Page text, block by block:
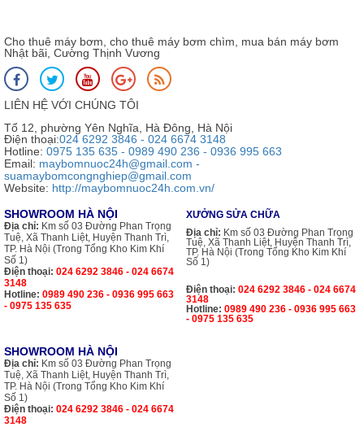
Cho thuê máy bơm, cho thuê máy bơm chìm, mua bán máy bơm
Nhật bãi, Cường Thịnh Vương
LIÊN HỆ VỚI CHÚNG TÔI
Tổ 12, phường Yên Nghĩa, Hà Đông, Hà Nội
Điện thoại:024 6292 3846 - 024 6674 3148
Hotline: 0975 135 635 - 0989 490 236 - 0936 995 663
Email: maybomnuoc24h@gmail.com -
suamaybomcongnghiep@gmail.com
Website: http://maybomnuoc24h.com.vn/
SHOWROOM HÀ NỘI
Địa chỉ: Km số 03 Đường Phan Trọng
Tuệ, Xã Thanh Liệt, Huyện Thanh Trì,
TP. Hà Nội (Trong Tổng Kho Kim Khí
Số 1)
Điện thoại: 024 6292 3846 - 024 6674
3148
Hotline: 0989 490 236 - 0936 995 663
- 0975 135 635
XƯỞNG SỬA CHỮA
Địa chỉ: Km số 03 Đường Phan Trọng
Tuệ, Xã Thanh Liệt, Huyện Thanh Trì,
TP. Hà Nội (Trong Tổng Kho Kim Khí
Số 1)
Điện thoại: 024 6292 3846 - 024 6674
3148
Hotline: 0989 490 236 - 0936 995 663
- 0975 135 635
SHOWROOM HÀ NỘI
Địa chỉ: Km số 03 Đường Phan Trọng
Tuệ, Xã Thanh Liệt, Huyện Thanh Trì,
TP. Hà Nội (Trong Tổng Kho Kim Khí
Số 1)
Điện thoại: 024 6292 3846 - 024 6674
3148